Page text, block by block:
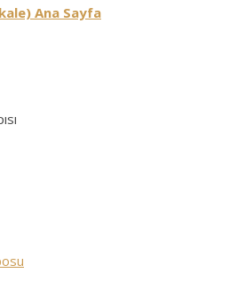
Ana Sayfa